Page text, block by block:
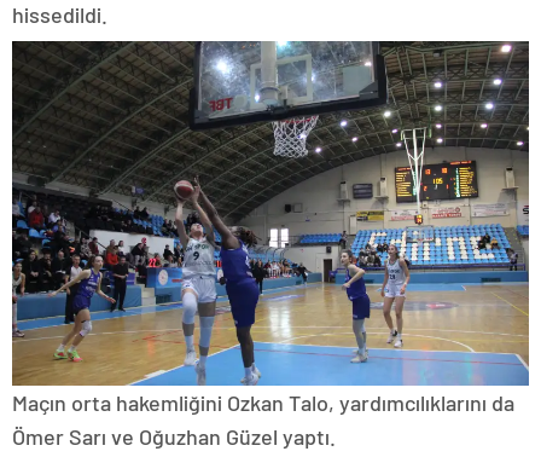
hissedildi.
Maçın orta hakemliğini Ozkan Talo, yardımcılıklarını da
Ömer Sarı ve Oğuzhan Güzel yaptı.